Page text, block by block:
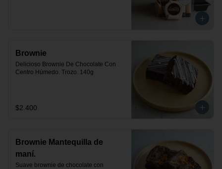
Brownie
Delicioso Brownie De Chocolate Con
Centro Húmedo. Trozo. 140g
$2.400
Brownie Mantequilla de
maní.
Suave brownie de chocolate con